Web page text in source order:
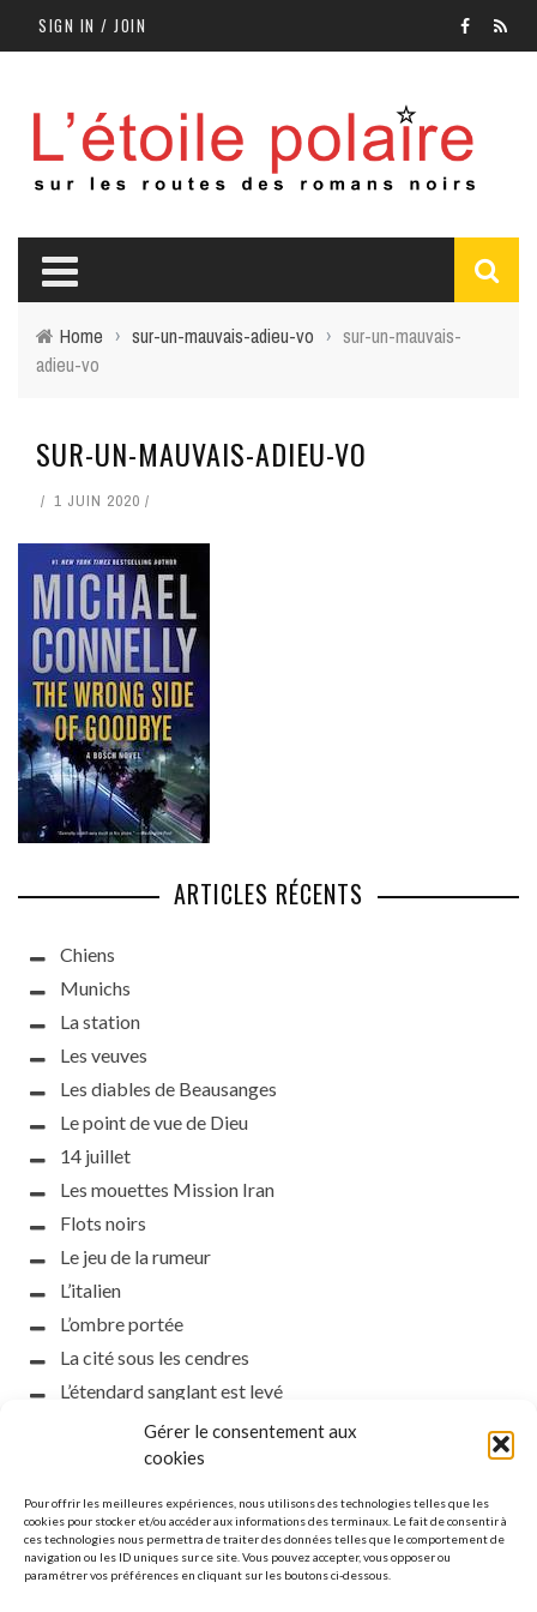
Gérer le consentement aux
cookies
Pour offrir les meilleures expériences, nous utilisons des technologies telles que les
cookies pour stocker et/ou accéder aux informations des terminaux. Le fait de consentir à
ces technologies nous permettra de traiter des données telles que le comportement de
navigation ou les ID uniques sur ce site. Vous pouvez accepter, vous opposer ou
paramétrer vos préférences en cliquant sur les boutons ci-dessous.
SIGN IN / JOIN
Home › sur-un-mauvais-adieu-vo › sur-un-mauvais-
adieu-vo
SUR-UN-MAUVAIS-ADIEU-VO
1 JUIN 2020
ARTICLES RÉCENTS
Chiens
Munichs
La station
Les veuves
Les diables de Beausanges
Le point de vue de Dieu
14 juillet
Les mouettes Mission Iran
Flots noirs
Le jeu de la rumeur
L’italien
L’ombre portée
La cité sous les cendres
L’étendard sanglant est levé
L’incident d’Helsinki
la petite fasciste
Loch noir
Que s’obscurcissent le soleil et la lumière